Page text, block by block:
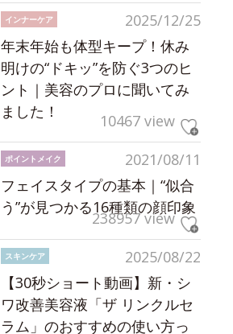
2025/12/25
インナーケア
年末年始も体型キープ！休み
明けの“ドキッ”を防ぐ3つのヒ
ント｜美容のプロに聞いてみ
ました！
10467 view
2021/08/11
ポイントメイク
フェイスタイプの基本｜“似合
う”が見つかる16種類の顔印象
238957 view
2025/08/22
スキンケア
【30秒ショート動画】新・シ
ワ改善美容液「ザ リンクルセ
ラム」のおすすめの使い方っ